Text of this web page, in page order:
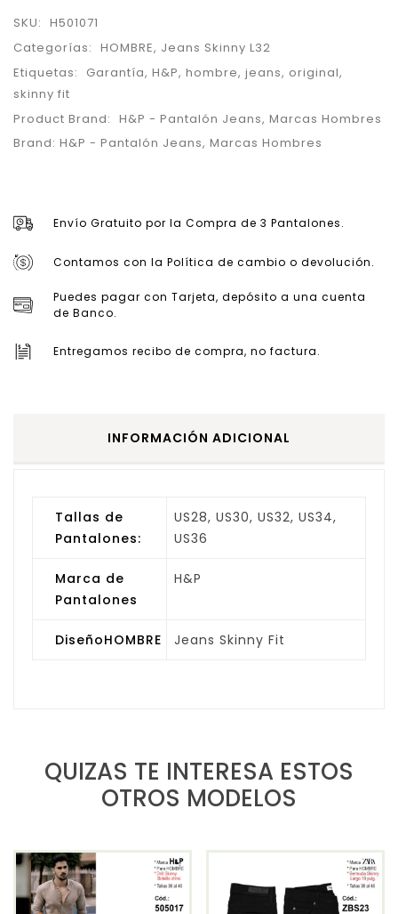
SKU: H501071
Categorías: HOMBRE, Jeans Skinny L32
Etiquetas:
Garantía, H&P, hombre, jeans, original,
skinny fit
Product Brand: H&P - Pantalón Jeans, Marcas Hombres
Brand: H&P - Pantalón Jeans, Marcas Hombres
Envío Gratuito por la Compra de 3 Pantalones.
Contamos con la Política de cambio o devolución.
Puedes pagar con Tarjeta, depósito a una cuenta
de Banco.
Entregamos recibo de compra, no factura.
INFORMACIÓN ADICIONAL
Tallas de
Pantalones:
US28, US30, US32, US34,
US36
Marca de
Pantalones
H&P
DiseñoHOMBRE Jeans Skinny Fit
QUIZAS TE INTERESA ESTOS
OTROS MODELOS